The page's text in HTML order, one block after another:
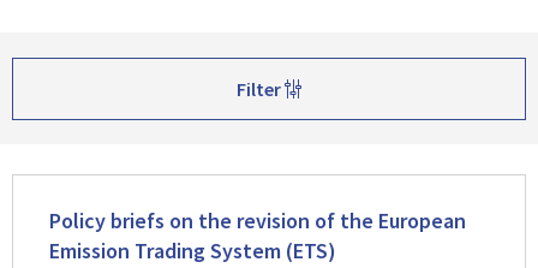
Filter
Policy briefs on the revision of the European
Emission Trading System (ETS)
meer